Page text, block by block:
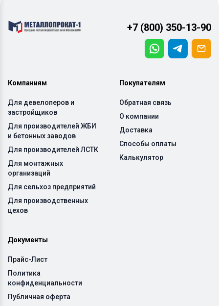
+7 (800) 350-13-90
Компаниям
Для девелоперов и
застройщиков
Для производителей ЖБИ
и бетонных заводов
Для производителей ЛСТК
Для монтажных
организаций
Для сельхоз предприятий
Для производственных
цехов
Покупателям
Обратная связь
О компании
Доставка
Способы оплаты
Калькулятор
Документы
Прайс-Лист
Политика
конфиденциальности
Публичная оферта